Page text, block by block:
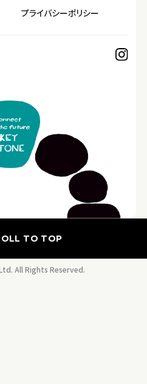
プライバシーポリシー
TO TOP
All Rights Reserved.